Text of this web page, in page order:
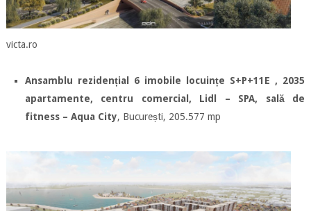
victa.ro
Ansamblu rezidențial 6 imobile locuințe S+P+11E , 2035
apartamente, centru comercial, Lidl – SPA, sală de
fitness – Aqua City, București, 205.577 mp